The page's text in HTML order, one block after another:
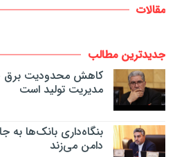
مقالات
جدیدترین مطالب
کاهش محدودیت برق
مدیریت تولید است
بنگاه‌داری بانک‌ها به
دامن می‌زند